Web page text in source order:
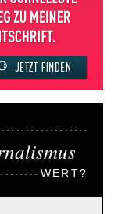
WERT?